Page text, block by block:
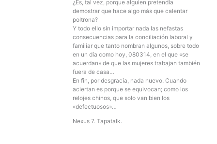
¿Es, tal vez, porque alguien pretendía
demostrar que hace algo más que calentar
poltrona?
Y todo ello sin importar nada las nefastas
consecuencias para la conciliación laboral y
familiar que tanto nombran algunos, sobre todo
en un día como hoy, 080314, en el que «se
acuerdan» de que las mujeres trabajan también
fuera de casa…
En fin, por desgracia, nada nuevo. Cuando
aciertan es porque se equivocan; como los
relojes chinos, que solo van bien los
«defectuosos»…
Nexus 7. Tapatalk.